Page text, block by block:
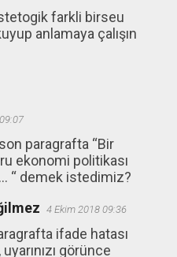
farkli birseu
anlamaya çalışın
paragrafta “Bir
ekonomi politikası
“ demek istedimiz?
4 Ekim 2018 09:36
ifade hatası
görünce